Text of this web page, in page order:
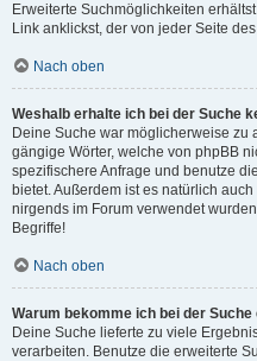
Erweiterte Suchmöglichkeiten
Link anklickst, der von jeder Seite
Nach oben
Weshalb erhalte ich bei der Suche
Deine Suche war möglicherweise
gängige Wörter, welche von phpBB
spezifischere Anfrage und benutze
bietet. Außerdem ist es natürlich
nirgends im Forum verwendet
Begriffe!
Nach oben
Warum bekomme ich bei der Suche
Deine Suche lieferte zu viele
verarbeiten. Benutze die erweiterte